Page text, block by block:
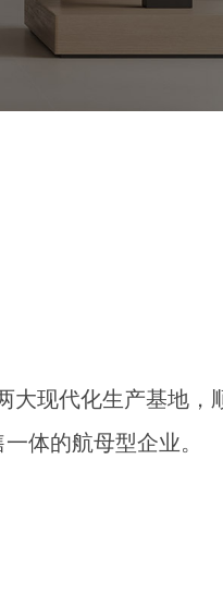
现代化生产基地，
体的航母型企业。